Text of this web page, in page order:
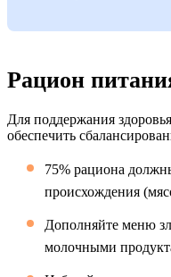
Рацион
Для поддержания
обеспечить
75% рациона
происхождения
Дополняйте меню
молочными